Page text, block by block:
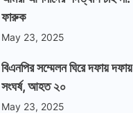
ফারুক
May 23, 2025
বিএনপির সম্মেলন ঘিরে দফায় দফায়
সংঘর্ষ, আহত ২০
May 23, 2025